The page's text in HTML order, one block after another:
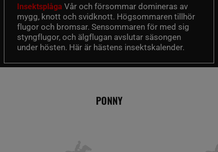
Insektsplåga Vår och försommar domineras av
mygg, knott och svidknott. Högsommaren tillhör
flugor och bromsar. Sensommaren för med sig
styngflugor, och älgflugan avslutar säsongen
under hösten. Här är hästens insektskalender.
PONNY